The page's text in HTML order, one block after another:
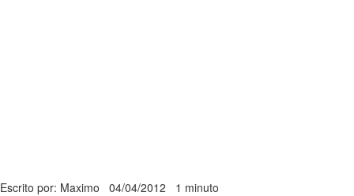
Escrito por: Maximo 04/04/2012 1 minuto